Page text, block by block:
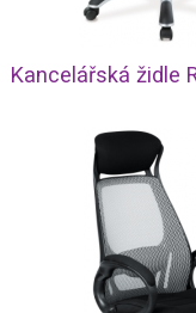
Kancelářská židle